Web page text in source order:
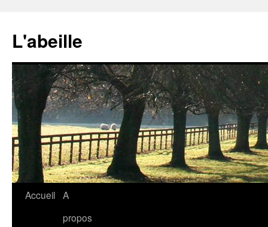
contenu
L'abeille
Accueil A
propos